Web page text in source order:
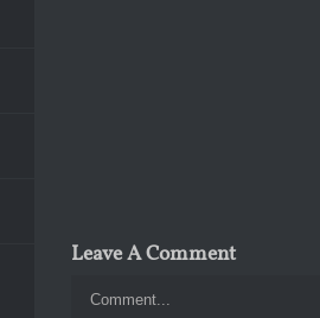
Leave A Comment
Comment